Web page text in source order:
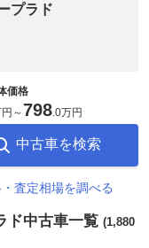
プラド
価格
～798 0万円
中古車を検索
査定相場を調べる
ド中古車一覧 (1,880